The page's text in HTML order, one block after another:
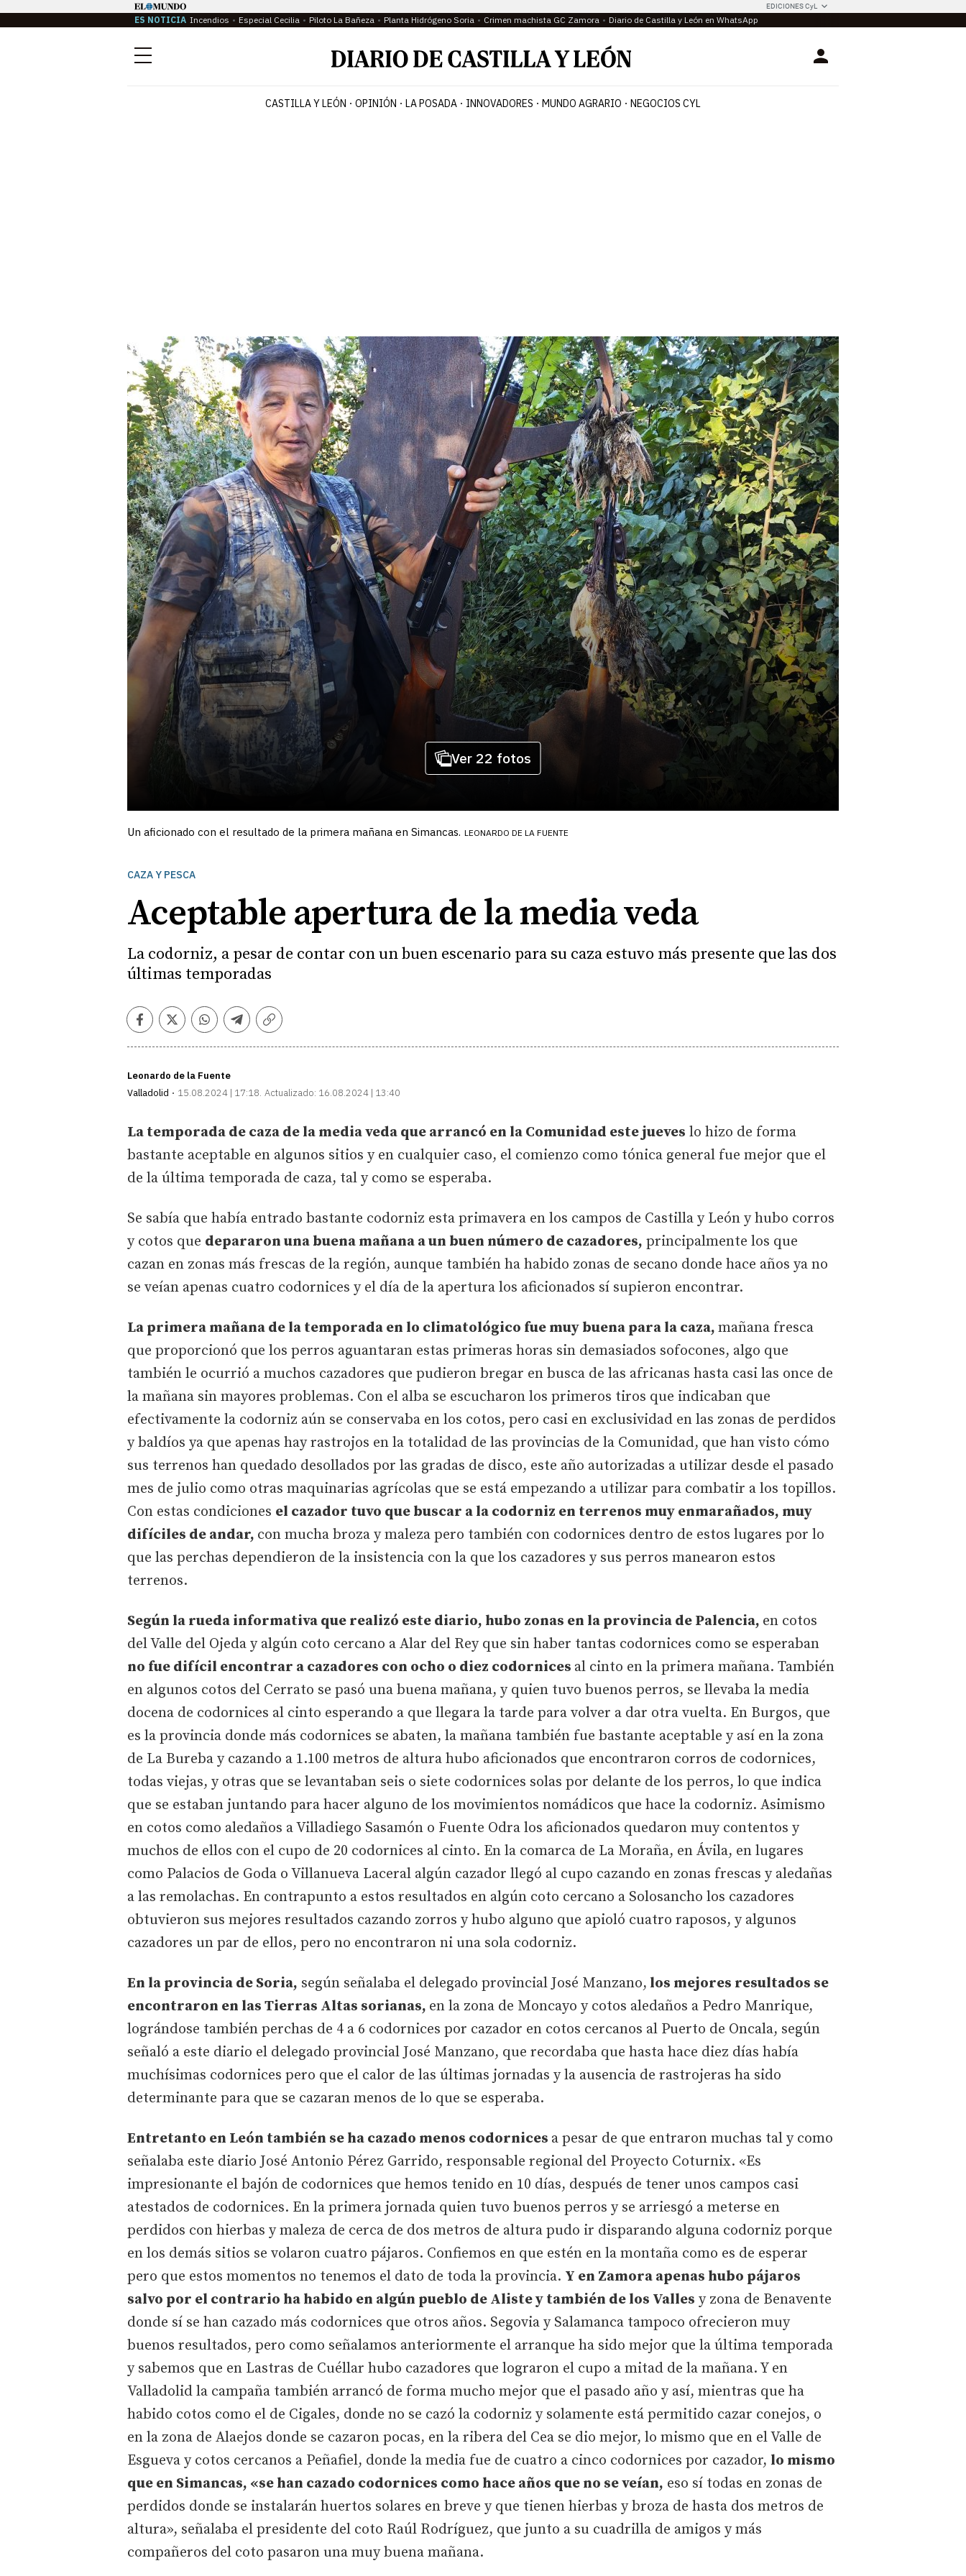
EDICIONES CyL
ES NOTICIA Incendios Especial Cecilia Piloto La Bañeza Planta Hidrógeno Soria Crimen machista GC Zamora Diario de Castilla y León en WhatsApp
Menú Login
CASTILLA Y LEÓN OPINIÓN LA POSADA INNOVADORES MUNDO AGRARIO NEGOCIOS CYL
Ver 22 fotos
Un aficionado con el resultado de la primera mañana en Simancas. LEONARDO DE LA FUENTE
CAZA Y PESCA
Aceptable apertura de la media veda
La codorniz, a pesar de contar con un buen escenario para su caza estuvo más presente que las dos
últimas temporadas
Facebook
TwitterWhatsapp
Telegram
Copiar
Leonardo de la Fuente
Valladolid
15.08.2024 | 17:18 Actualizado: 16.08.2024 | 13:40
La temporada de caza de la media veda que arrancó en la Comunidad este jueves lo hizo de forma
bastante aceptable en algunos sitios y en cualquier caso, el comienzo como tónica general fue mejor que el
de la última temporada de caza, tal y como se esperaba.
Se sabía que había entrado bastante codorniz esta primavera en los campos de Castilla y León y hubo corros
y cotos que depararon una buena mañana a un buen número de cazadores, principalmente los que
cazan en zonas más frescas de la región, aunque también ha habido zonas de secano donde hace años ya no
se veían apenas cuatro codornices y el día de la apertura los aficionados sí supieron encontrar.
La primera mañana de la temporada en lo climatológico fue muy buena para la caza, mañana fresca
que proporcionó que los perros aguantaran estas primeras horas sin demasiados sofocones, algo que
también le ocurrió a muchos cazadores que pudieron bregar en busca de las africanas hasta casi las once de
la mañana sin mayores problemas. Con el alba se escucharon los primeros tiros que indicaban que
efectivamente la codorniz aún se conservaba en los cotos, pero casi en exclusividad en las zonas de perdidos
y baldíos ya que apenas hay rastrojos en la totalidad de las provincias de la Comunidad, que han visto cómo
sus terrenos han quedado desollados por las gradas de disco, este año autorizadas a utilizar desde el pasado
mes de julio como otras maquinarias agrícolas que se está empezando a utilizar para combatir a los topillos.
Con estas condiciones el cazador tuvo que buscar a la codorniz en terrenos muy enmarañados, muy
difíciles de andar, con mucha broza y maleza pero también con codornices dentro de estos lugares por lo
que las perchas dependieron de la insistencia con la que los cazadores y sus perros manearon estos
terrenos.
Según la rueda informativa que realizó este diario, hubo zonas en la provincia de Palencia, en cotos
del Valle del Ojeda y algún coto cercano a Alar del Rey que sin haber tantas codornices como se esperaban
no fue difícil encontrar a cazadores con ocho o diez codornices al cinto en la primera mañana. También
en algunos cotos del Cerrato se pasó una buena mañana, y quien tuvo buenos perros, se llevaba la media
docena de codornices al cinto esperando a que llegara la tarde para volver a dar otra vuelta. En Burgos, que
es la provincia donde más codornices se abaten, la mañana también fue bastante aceptable y así en la zona
de La Bureba y cazando a 1.100 metros de altura hubo aficionados que encontraron corros de codornices,
todas viejas, y otras que se levantaban seis o siete codornices solas por delante de los perros, lo que indica
que se estaban juntando para hacer alguno de los movimientos nomádicos que hace la codorniz. Asimismo
en cotos como aledaños a Villadiego Sasamón o Fuente Odra los aficionados quedaron muy contentos y
muchos de ellos con el cupo de 20 codornices al cinto. En la comarca de La Moraña, en Ávila, en lugares
como Palacios de Goda o Villanueva Laceral algún cazador llegó al cupo cazando en zonas frescas y aledañas
a las remolachas. En contrapunto a estos resultados en algún coto cercano a Solosancho los cazadores
obtuvieron sus mejores resultados cazando zorros y hubo alguno que apioló cuatro raposos, y algunos
cazadores un par de ellos, pero no encontraron ni una sola codorniz.
En la provincia de Soria, según señalaba el delegado provincial José Manzano, los mejores resultados se
encontraron en las Tierras Altas sorianas, en la zona de Moncayo y cotos aledaños a Pedro Manrique,
lográndose también perchas de 4 a 6 codornices por cazador en cotos cercanos al Puerto de Oncala, según
señaló a este diario el delegado provincial José Manzano, que recordaba que hasta hace diez días había
muchísimas codornices pero que el calor de las últimas jornadas y la ausencia de rastrojeras ha sido
determinante para que se cazaran menos de lo que se esperaba.
Entretanto en León también se ha cazado menos codornices a pesar de que entraron muchas tal y como
señalaba este diario José Antonio Pérez Garrido, responsable regional del Proyecto Coturnix. «Es
impresionante el bajón de codornices que hemos tenido en 10 días, después de tener unos campos casi
atestados de codornices. En la primera jornada quien tuvo buenos perros y se arriesgó a meterse en
perdidos con hierbas y maleza de cerca de dos metros de altura pudo ir disparando alguna codorniz porque
en los demás sitios se volaron cuatro pájaros. Confiemos en que estén en la montaña como es de esperar
pero que estos momentos no tenemos el dato de toda la provincia. Y en Zamora apenas hubo pájaros
salvo por el contrario ha habido en algún pueblo de Aliste y también de los Valles y zona de Benavente
donde sí se han cazado más codornices que otros años. Segovia y Salamanca tampoco ofrecieron muy
buenos resultados, pero como señalamos anteriormente el arranque ha sido mejor que la última temporada
y sabemos que en Lastras de Cuéllar hubo cazadores que lograron el cupo a mitad de la mañana. Y en
Valladolid la campaña también arrancó de forma mucho mejor que el pasado año y así, mientras que ha
habido cotos como el de Cigales, donde no se cazó la codorniz y solamente está permitido cazar conejos, o
en la zona de Alaejos donde se cazaron pocas, en la ribera del Cea se dio mejor, lo mismo que en el Valle de
Esgueva y cotos cercanos a Peñafiel, donde la media fue de cuatro a cinco codornices por cazador, lo mismo
que en Simancas, «se han cazado codornices como hace años que no se veían, eso sí todas en zonas de
perdidos donde se instalarán huertos solares en breve y que tienen hierbas y broza de hasta dos metros de
altura», señalaba el presidente del coto Raúl Rodríguez, que junto a su cuadrilla de amigos y más
compañeros del coto pasaron una muy buena mañana.